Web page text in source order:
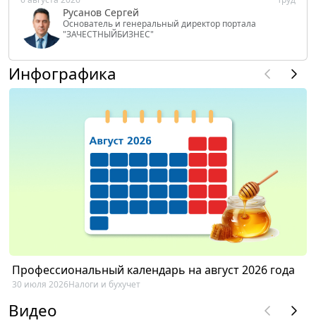
Русанов Сергей
Основатель и генеральный директор портала
"ЗАЧЕСТНЫЙБИЗНЕС"
Инфографика
Профессиональный календарь на август 2026 года
30 июля 2026Налоги и бухучет
Видео